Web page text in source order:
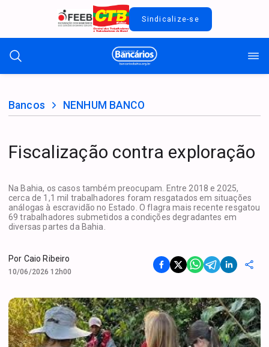
Sindicalize-se
Bancos NENHUM BANCO
Fiscalização contra exploração
Na Bahia, os casos também preocupam. Entre 2018 e 2025,
cerca de 1,1 mil trabalhadores foram resgatados em situações
análogas à escravidão no Estado. O flagra mais recente resgatou
69 trabalhadores submetidos a condições degradantes em
diversas partes da Bahia.
Por Caio Ribeiro
10/06/2026 12h00